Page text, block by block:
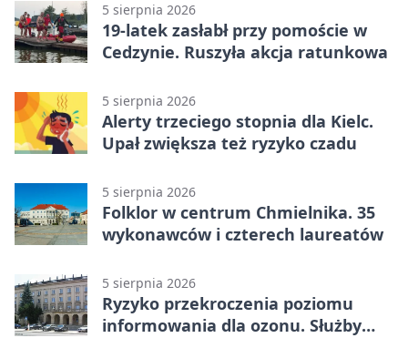
5 sierpnia 2026
19-latek zasłabł przy pomoście w
Cedzynie. Ruszyła akcja ratunkowa
5 sierpnia 2026
Alerty trzeciego stopnia dla Kielc.
Upał zwiększa też ryzyko czadu
5 sierpnia 2026
Folklor w centrum Chmielnika. 35
wykonawców i czterech laureatów
5 sierpnia 2026
Ryzyko przekroczenia poziomu
informowania dla ozonu. Służby